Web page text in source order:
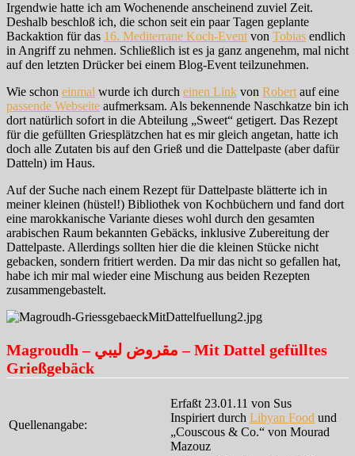
Irgendwie hatte ich am Wochenende anscheinend zuviel Zeit.
Deshalb beschloß ich, die schon seit ein paar Tagen geplante
Backaktion für das 16. Mediterrane Koch-Event von Tobias endlich
in Angriff zu nehmen. Schließlich ist es ja ganz angenehm, mal nicht
auf den letzten Drücker bei einem Blog-Event teilzunehmen.
Wie schon einmal wurde ich durch einen Link von Robert auf eine
passende Webseite aufmerksam. Als bekennende Naschkatze bin ich
dort natürlich sofort in die Abteilung „Sweet“ getigert. Das Rezept
für die gefüllten Griesplätzchen hat es mir gleich angetan, hatte ich
doch alle Zutaten bis auf den Grieß und die Dattelpaste (aber dafür
Datteln) im Haus.
Auf der Suche nach einem Rezept für Dattelpaste blätterte ich in
meiner kleinen (hüstel!) Bibliothek von Kochbüchern und fand dort
eine marokkanische Variante dieses wohl durch den gesamten
arabischen Raum bekannten Gebäcks, inklusive Zubereitung der
Dattelpaste. Allerdings sollten hier die die kleinen Stücke nicht
gebacken, sondern fritiert werden. Da mir das nicht so gefallen hat,
habe ich mir mal wieder eine Mischung aus beiden Rezepten
zusammengebastelt.
Magroudh – مقروض ليبي – Mit Dattel gefülltes
Grießgebäck
Quellenangabe:
Erfaßt 23.01.11 von Sus
Inspiriert durch Libyan Food und
„Couscous & Co.“ von Mourad
Mazouz